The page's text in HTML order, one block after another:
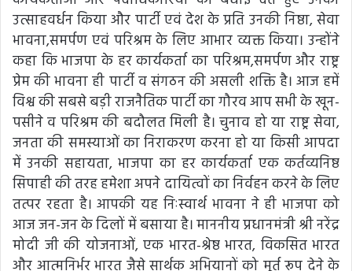
उत्साहवर्धन किया और पार्टी एवं देश के प्रति उनकी निष्ठा, सेवा
भावना,समर्पण एवं परिश्रम के लिए आभार व्यक्त किया। उन्होंने
कहा कि भाजपा के हर कार्यकर्ता का परिश्रम,समर्पण और राष्ट्र
प्रेम की भावना ही पार्टी व संगठन की असली शक्ति है। आज हमें
विश्व की सबसे बड़ी राजनैतिक पार्टी का गौरव आप सभी के खून-
पसीने व परिश्रम की बदौलत मिली है। चुनाव हो या राष्ट्र सेवा,
जनता की समस्याओं का निराकरण करना हो या किसी आपदा
में उनकी सहायता, भाजपा का हर कार्यकर्ता एक कर्तव्यनिष्ठ
सिपाही की तरह हमेशा अपने दायित्वों का निर्वहन करने के लिए
तत्पर रहता है। आपकी यह निःस्वार्थ भावना ने ही भाजपा को
आज जन-जन के दिलों में बसाया है। माननीय प्रधानमंत्री श्री नरेंद्र
मोदी जी की योजनाओं, एक भारत-श्रेष्ठ भारत, विकसित भारत
और आत्मनिर्भर भारत जैसे सार्थक अभियानों को मूर्त रूप देने के